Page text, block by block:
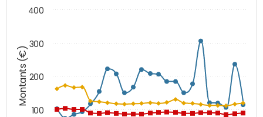
Montants (€)
100
200
300
400